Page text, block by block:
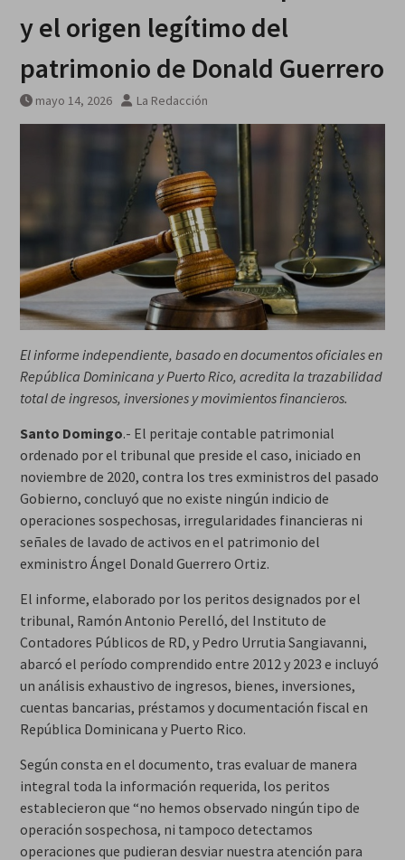
misiles norcoreana será
desplegada en Rusia
y el origen legítimo del
patrimonio de Donald Guerrero
mayo 14, 2026 La Redacción
El informe independiente, basado en documentos oficiales en
República Dominicana y Puerto Rico, acredita la trazabilidad
total de ingresos, inversiones y movimientos financieros.
Santo Domingo.- El peritaje contable patrimonial
ordenado por el tribunal que preside el caso, iniciado en
noviembre de 2020, contra los tres exministros del pasado
Gobierno, concluyó que no existe ningún indicio de
operaciones sospechosas, irregularidades financieras ni
señales de lavado de activos en el patrimonio del
exministro Ángel Donald Guerrero Ortiz.
El informe, elaborado por los peritos designados por el
tribunal, Ramón Antonio Perelló, del Instituto de
Contadores Públicos de RD, y Pedro Urrutia Sangiavanni,
abarcó el período comprendido entre 2012 y 2023 e incluyó
un análisis exhaustivo de ingresos, bienes, inversiones,
cuentas bancarias, préstamos y documentación fiscal en
República Dominicana y Puerto Rico.
Según consta en el documento, tras evaluar de manera
integral toda la información requerida, los peritos
establecieron que “no hemos observado ningún tipo de
operación sospechosa, ni tampoco detectamos
operaciones que pudieran desviar nuestra atención para